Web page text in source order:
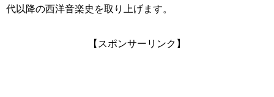
代以降の西洋音楽史を取り上げます。
【スポンサーリンク】